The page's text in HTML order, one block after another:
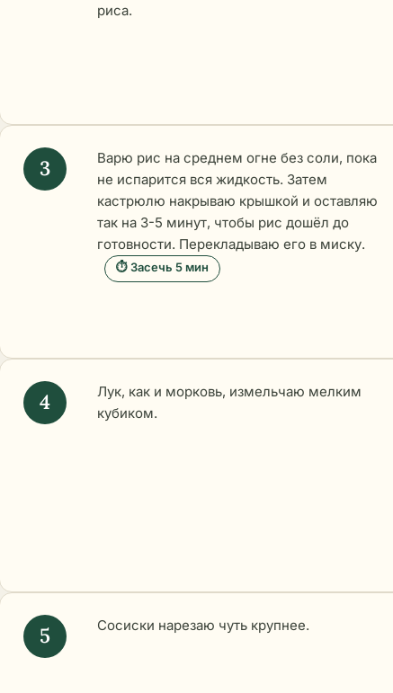
риса.
Варю рис на среднем огне без соли, пока
не испарится вся жидкость. Затем
кастрюлю накрываю крышкой и оставляю
так на 3-5 минут, чтобы рис дошёл до
готовности. Перекладываю его в миску.
⏱ Засечь 5 мин
Лук, как и морковь, измельчаю мелким
кубиком.
Сосиски нарезаю чуть крупнее.